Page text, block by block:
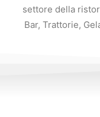
settore della
Bar, Trattorie,